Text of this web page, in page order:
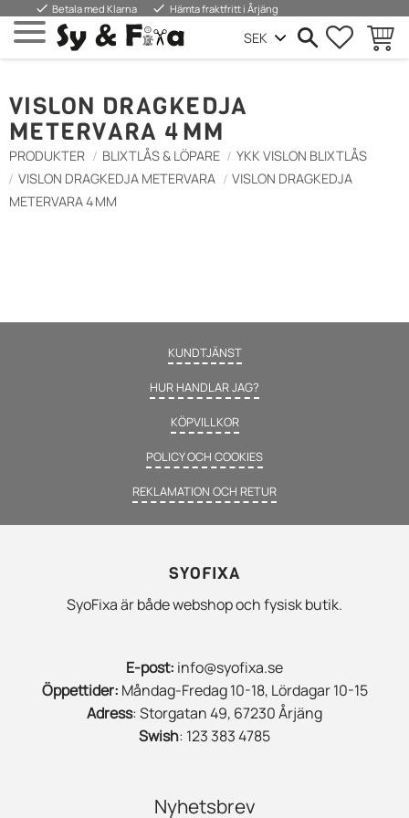
Meny
done Betala med Klarna done Hämta fraktfritt i Årjäng
VISLON DRAGKEDJA
METERVARA 4 MM
PRODUKTER BLIXTLÅS & LÖPARE
YKK VISLON BLIXTLÅS
VISLON DRAGKEDJA METERVARA
VISLON DRAGKEDJA
METERVARA 4 MM
KUNDTJÄNST
HUR HANDLAR JAG?
KÖPVILLKOR
POLICY OCH COOKIES
REKLAMATION OCH RETUR
SYOFIXA
SyoFixa är både webshop och fysisk butik.
E-post: info@syofixa.se
Öppettider: Måndag-Fredag 10-18, Lördagar 10-15
Adress: Storgatan 49, 67230 Årjäng
Swish: 123 383 4785
Nyhetsbrev